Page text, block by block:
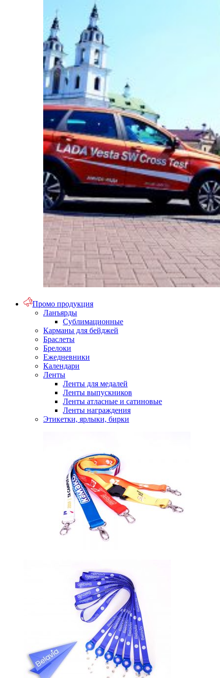
Промо продукция
Ланъярды
Сублимационные
Карманы для бейджей
Браслеты
Брелоки
Ежедневники
Календари
Ленты
Ленты для медалей
Ленты выпускников
Ленты атласные и сатиновые
Ленты награждения
Этикетки, ярлыки, бирки